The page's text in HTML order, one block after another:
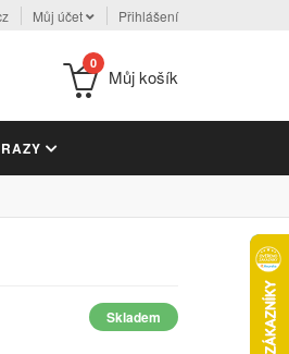
Můj účet Přihlášení
0
Můj košík
Skladem